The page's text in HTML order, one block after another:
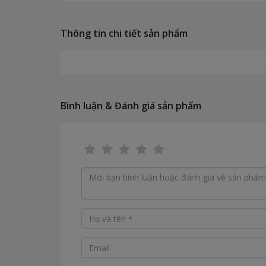
Thông tin chi tiết sản phẩm
Bình luận & Đánh giá sản phẩm